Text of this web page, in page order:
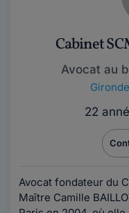
Cabinet
Avocat au
Gironde
22
Avocat fondateur du
Maître Camille